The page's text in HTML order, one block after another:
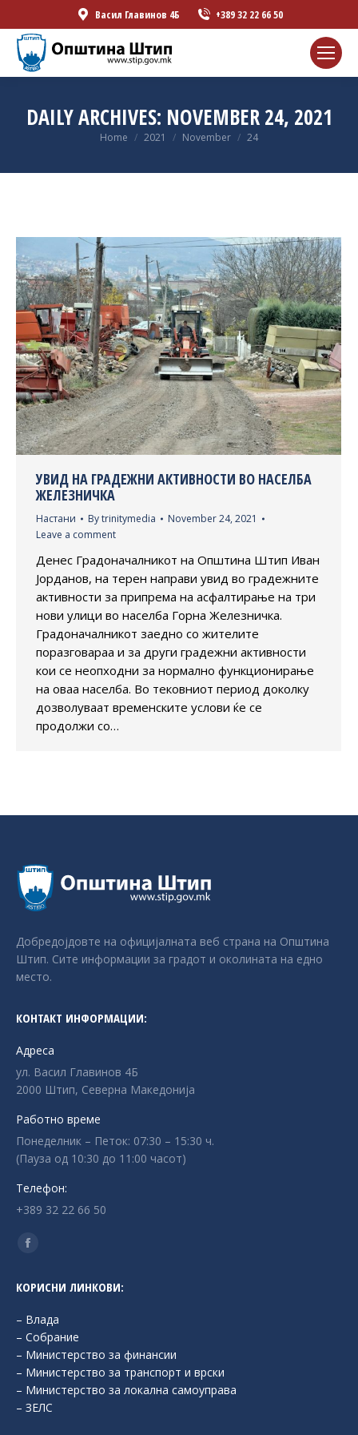
Васил Главинов 4Б +389 32 22 66 50
DAILY ARCHIVES: NOVEMBER 24, 2021
You are here:
Home 2021 November 24
УВИД НА ГРАДЕЖНИ АКТИВНОСТИ ВО НАСЕЛБА
ЖЕЛЕЗНИЧКА
Настани Bytrinitymedia
November 24, 2021
Leave a comment
Денес Градоначалникот на Општина Штип Иван
Јорданов, на терен направи увид во градежните
активности за припрема на асфалтирање на три
нови улици во населба Горна Железничка.
Градоначалникот заедно со жителите
поразговараа и за други градежни активности
кои се неопходни за нормално функционирање
на оваа населба. Во тековниот период доколку
дозволуваат временските услови ќе се
продолжи со…
Добредојдовте на официјалната веб страна на Општина
Штип. Сите информации за градот и околината на едно
место.
КОНТАКТ ИНФОРМАЦИИ:
Адреса
ул. Васил Главинов 4Б
2000 Штип, Северна Македонија
Работно време
Понеделник – Петок: 07:30 – 15:30 ч.
(Пауза од 10:30 до 11:00 часот)
Телефон:
+389 32 22 66 50
Find us on:
Facebook
opens
in
new
window
КОРИСНИ ЛИНКОВИ:
– Влада
– Собрание
– Министерство за финансии
– Министерство за транспорт и врски
– Министерство за локална самоуправа
– ЗЕЛС